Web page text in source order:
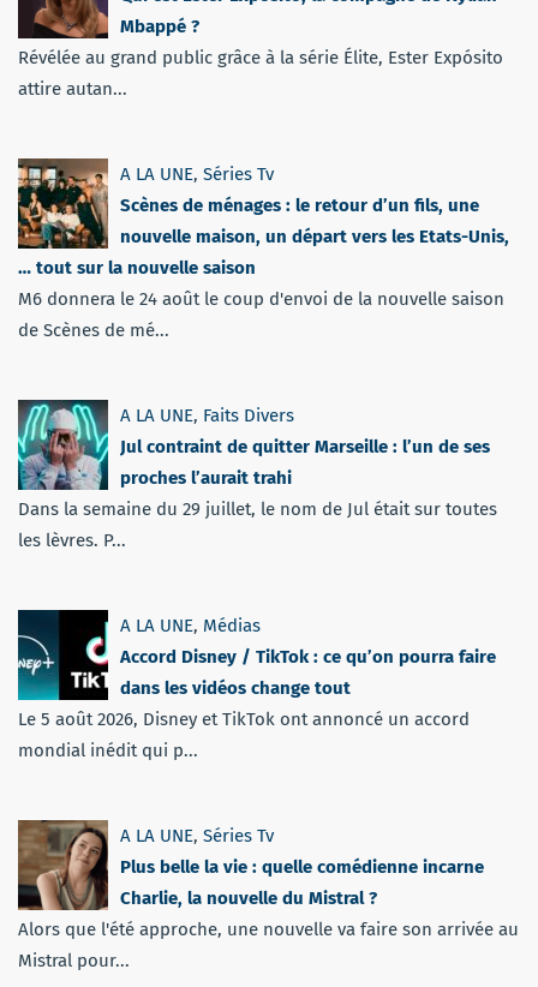
Mbappé ?
Révélée au grand public grâce à la série Élite, Ester Expósito
attire autan...
A LA UNE, Séries Tv
Scènes de ménages : le retour d’un fils, une
nouvelle maison, un départ vers les Etats-Unis,
… tout sur la nouvelle saison
M6 donnera le 24 août le coup d'envoi de la nouvelle saison
de Scènes de mé...
A LA UNE, Faits Divers
Jul contraint de quitter Marseille : l’un de ses
proches l’aurait trahi
Dans la semaine du 29 juillet, le nom de Jul était sur toutes
les lèvres. P...
A LA UNE, Médias
Accord Disney / TikTok : ce qu’on pourra faire
dans les vidéos change tout
Le 5 août 2026, Disney et TikTok ont annoncé un accord
mondial inédit qui p...
A LA UNE, Séries Tv
Plus belle la vie : quelle comédienne incarne
Charlie, la nouvelle du Mistral ?
Alors que l'été approche, une nouvelle va faire son arrivée au
Mistral pour...